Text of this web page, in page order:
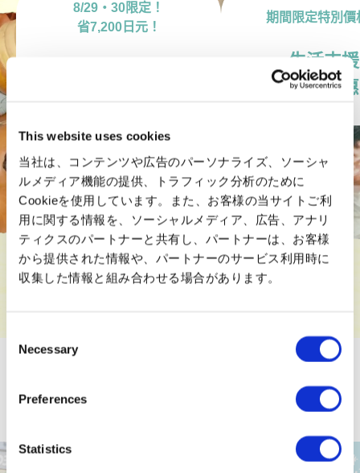
This website uses cookies
当社は、コンテンツや広告のパーソナライズ、ソーシャ
ルメディア機能の提供、トラフィック分析のために
Cookieを使用しています。また、お客様の当サイトご利
用に関する情報を、ソーシャルメディア、広告、アナリ
ティクスのパートナーと共有し、パートナーは、お客様
から提供された情報や、パートナーのサービス利用時に
収集した情報と組み合わせる場合があります。
Selection
Necessary
Preferences
Statistics
8/29・30限定！
省7,200日元！
期間限定特別價
生活支援
活動優惠